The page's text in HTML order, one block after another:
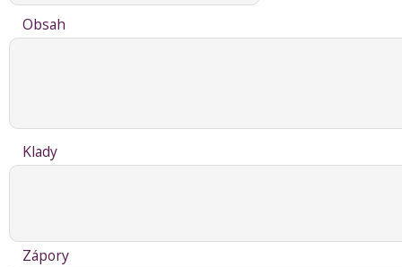
Obsah
Klady
Zápory